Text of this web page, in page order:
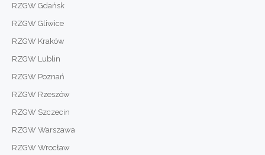
RZGW Gdańsk
RZGW Gliwice
RZGW Kraków
RZGW Lublin
RZGW Poznań
RZGW Rzeszów
RZGW Szczecin
RZGW Warszawa
RZGW Wrocław